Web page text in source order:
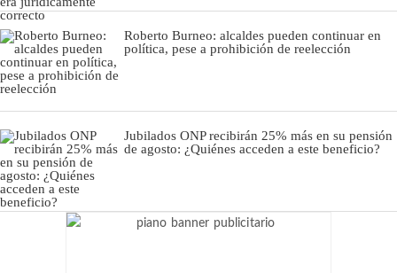
Roberto Burneo: alcaldes pueden continuar en
política, pese a prohibición de reelección
Jubilados ONP recibirán 25% más en su pensión
de agosto: ¿Quiénes acceden a este beneficio?